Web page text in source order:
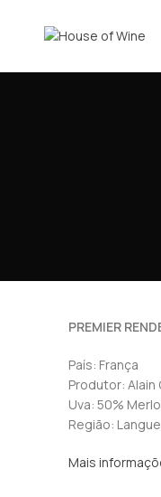
PREMIER
País: França
Produtor: Alain
Uva: 50%
Região:
Mais